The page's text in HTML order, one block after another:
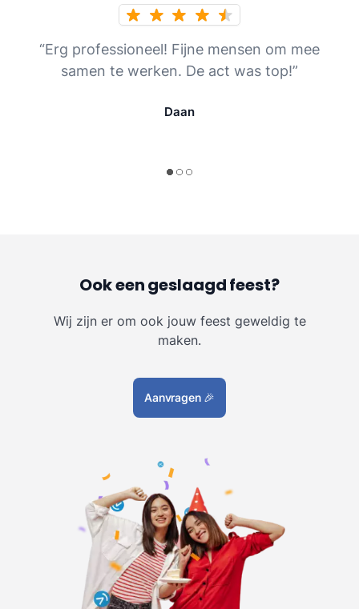
“Erg professioneel! Fijne mensen om mee
samen te werken. De act was top!”
Daan
Ook een geslaagd feest?
Wij zijn er om ook jouw feest geweldig te
maken.
Aanvragen 🎉